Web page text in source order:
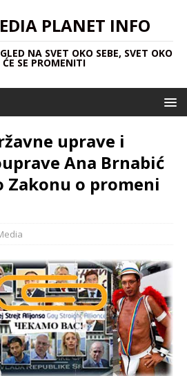
PLANET INFO
NA SVET OKO SEBE, SVET OKO
ĆE SE PROMENITI
uprave i
Ana Brnabić
Zakonu o promeni